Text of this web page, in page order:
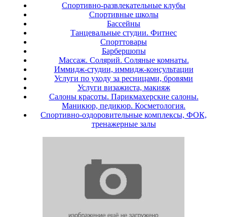
Спортивно-развлекательные клубы
Спортивные школы
Бассейны
Танцевальные студии. Фитнес
Спорттовары
Барбершопы
Массаж. Солярий. Соляные комнаты.
Иммидж-студии, иммидж-консультации
Услуги по уходу за ресницами, бровями
Услуги визажиста, макияж
Салоны красоты. Парикмахерские салоны.
Маникюр, педикюр. Косметология.
Спортивно-оздоровительные комплексы, ФОК,
тренажерные залы